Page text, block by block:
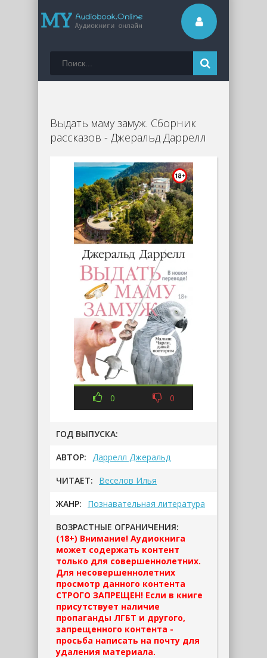
Выдать маму замуж. Сборник
рассказов - Джеральд Даррелл
0 0
ГОД ВЫПУСКА:
АВТОР: Даррелл Джеральд
ЧИТАЕТ: Веселов Илья
ЖАНР: Познавательная литература
ВОЗРАСТНЫЕ ОГРАНИЧЕНИЯ:
(18+) Внимание! Аудиокнига
может содержать контент
только для совершеннолетних.
Для несовершеннолетних
просмотр данного контента
СТРОГО ЗАПРЕЩЕН! Если в книге
присутствует наличие
пропаганды ЛГБТ и другого,
запрещенного контента -
просьба написать на почту для
удаления материала.